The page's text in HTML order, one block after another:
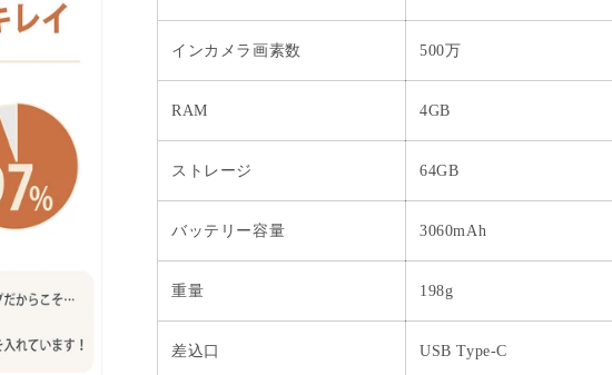
インカメラ画素数 500万
RAM 4GB
ストレージ 64GB
バッテリー容量 3060mAh
重量 198g
差込口 USB Type-C